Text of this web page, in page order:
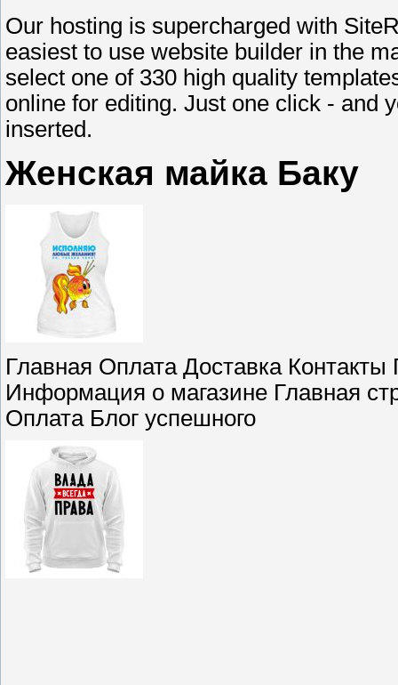
Our hosting is supercharged with
easiest to use website builder in the
select one of 330 high quality
online for editing. Just one click - and
inserted.
Женская майка Баку
Главная Оплата Доставка
Информация о магазине Главная
Оплата Блог успешного